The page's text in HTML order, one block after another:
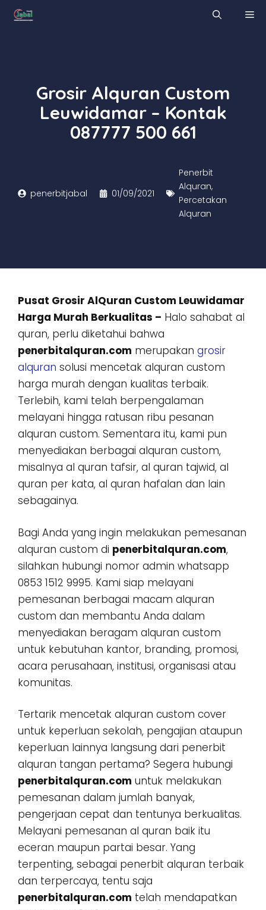
Skip
Grosir Alquran Custom
Leuwidamar – Kontak
087777 500 661
penerbitjabal 01/09/2021
Penerbit
Alquran,
Percetakan
Alquran
Pusat Grosir AlQuran Custom Leuwidamar
Harga Murah Berkualitas – Halo sahabat al
quran, perlu diketahui bahwa
penerbitalquran.com merupakan grosir
alquran solusi mencetak alquran custom
harga murah dengan kualitas terbaik.
Terlebih, kami telah berpengalaman
melayani hingga ratusan ribu pesanan
alquran custom. Sementara itu, kami pun
menyediakan berbagai alquran custom,
misalnya al quran tafsir, al quran tajwid, al
quran per kata, al quran hafalan dan lain
sebagainya.
Bagi Anda yang ingin melakukan pemesanan
alquran custom di penerbitalquran.com,
silahkan hubungi nomor admin whatsapp
0853 1512 9995. Kami siap melayani
pemesanan berbagai macam alquran
custom dan membantu Anda dalam
menyediakan beragam alquran custom
untuk kebutuhan kantor, branding, promosi,
acara perusahaan, institusi, organisasi atau
komunitas.
Tertarik mencetak alquran custom cover
untuk keperluan sekolah, pengajian ataupun
keperluan lainnya langsung dari penerbit
alquran tangan pertama? Segera hubungi
penerbitalquran.com untuk melakukan
pemesanan dalam jumlah banyak,
pengerjaan cepat dan tentunya berkualitas.
Melayani pemesanan al quran baik itu
eceran maupun partai besar. Yang
terpenting, sebagai penerbit alquran terbaik
dan terpercaya, tentu saja
penerbitalquran.com telah mendapatkan